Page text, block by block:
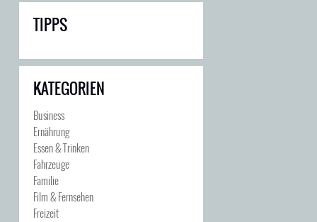
TIPPS
KATEGORIEN
Business
Ernährung
Essen & Trinken
Fahrzeuge
Familie
Film & Fernsehen
Freizeit